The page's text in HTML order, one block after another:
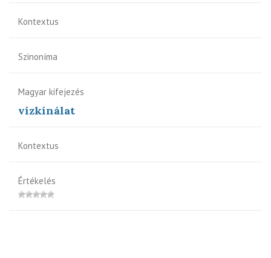
Kontextus
Szinoníma
Magyar kifejezés
vízkínálat
Kontextus
Értékelés